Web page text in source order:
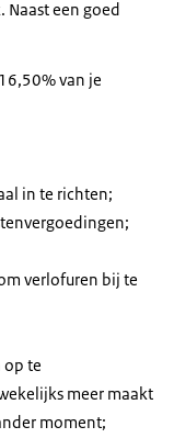
Naast een goed
van je
in te richten;
verlofuren bij te
te
meer maakt
moment;